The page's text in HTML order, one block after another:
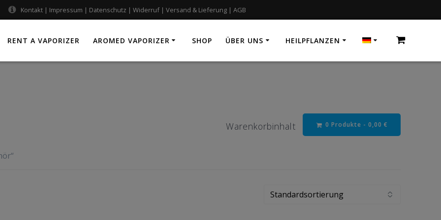
Kontakt | Impressum | Datenschutz |Widerruf|Versand & Lieferung |AGB
RENT A VAPORIZER AROMED VAPORIZER SHOP ÜBER UNS HEILPFLANZEN
Warenkorbinhalt 0 Produkte - 0,00 €